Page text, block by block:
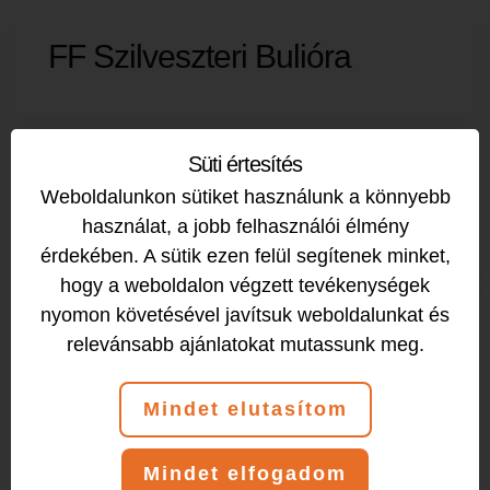
FF Szilveszteri Bulióra
ALAKFORMÁLÓ
ALAKFORMÁLÓ
FITT-GERINC
Süti értesítés
Weboldalunkon sütiket használunk a könnyebb
használat, a jobb felhasználói élmény
érdekében. A sütik ezen felül segítenek minket,
hogy a weboldalon végzett tevékenységek
nyomon követésével javítsuk weboldalunkat és
relevánsabb ajánlatokat mutassunk meg.
Mindet elutasítom
Mindet elfogadom